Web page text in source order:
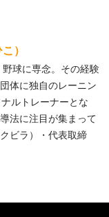
）
球に専念。その経験
体に独自のレーニン
ルトレーナーとな
法に注目が集まって
ビラ）・代表取締